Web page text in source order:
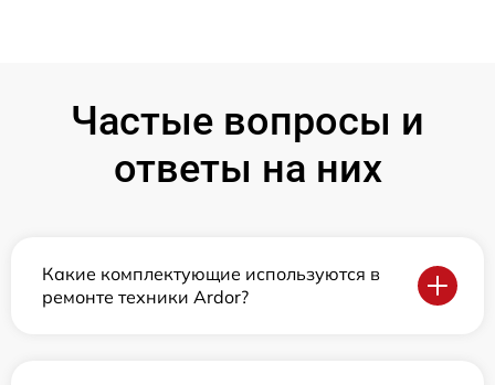
Частые вопросы и
ответы на них
Какие комплектующие используются в
ремонте техники Ardor?